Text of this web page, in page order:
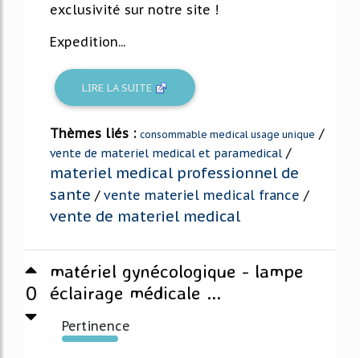
exclusivité sur notre site !
Expedition...
LIRE LA SUITE
Thèmes liés : consommable medical usage unique /
vente de materiel medical et paramedical /
materiel medical professionnel de
sante / vente materiel medical france /
vente de materiel medical
0
matériel gynécologique - lampe
éclairage médicale ...
Pertinence
278%